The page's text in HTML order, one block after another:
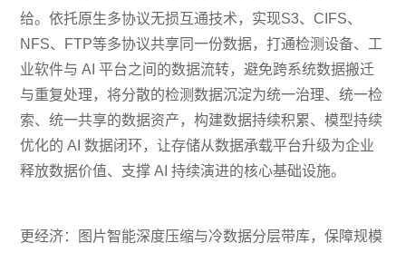
给。依托原生多协议无损互通技术，实现S3、CIFS、
NFS、FTP等多协议共享同一份数据，打通检测设备、工
业软件与 AI 平台之间的数据流转，避免跨系统数据搬迁
与重复处理，将分散的检测数据沉淀为统一治理、统一检
索、统一共享的数据资产，构建数据持续积累、模型持续
优化的 AI 数据闭环，让存储从数据承载平台升级为企业
释放数据价值、支撑 AI 持续演进的核心基础设施。
更经济：图片智能深度压缩与冷数据分层带库，保障规模